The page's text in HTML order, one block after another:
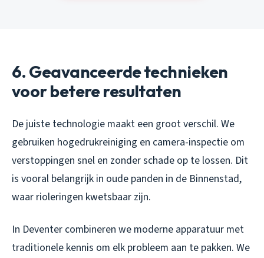
6. Geavanceerde technieken
voor betere resultaten
De juiste technologie maakt een groot verschil. We
gebruiken hogedrukreiniging en camera-inspectie om
verstoppingen snel en zonder schade op te lossen. Dit
is vooral belangrijk in oude panden in de Binnenstad,
waar rioleringen kwetsbaar zijn.
In Deventer combineren we moderne apparatuur met
traditionele kennis om elk probleem aan te pakken. We